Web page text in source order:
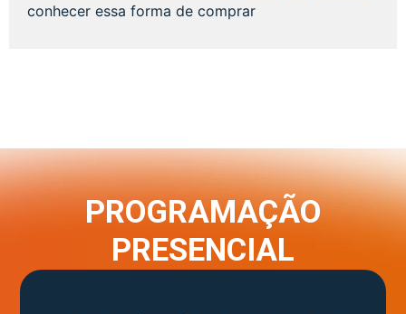
conhecer essa forma de comprar
PROGRAMAÇÃO
PRESENCIAL